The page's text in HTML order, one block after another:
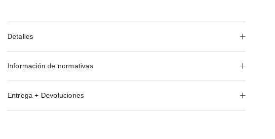
Detalles
Información de normativas
Entrega + Devoluciones